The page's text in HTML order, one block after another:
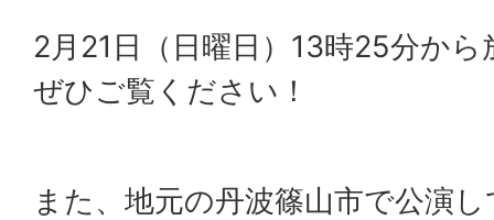
2月21日（日曜日）13時25分か
ぜひご覧ください！
また、地元の丹波篠山市で公演